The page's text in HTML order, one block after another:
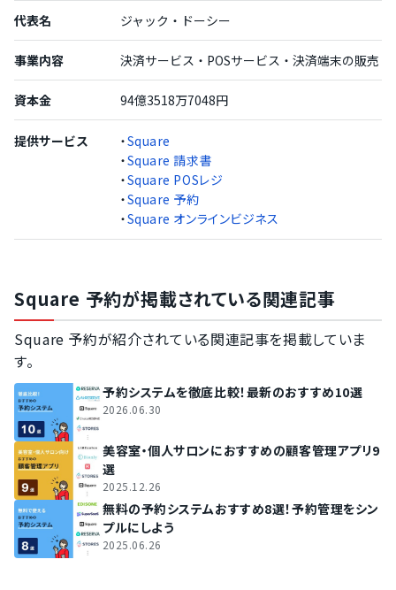
代表名 ジャック・ドーシー
事業内容 決済サービス・POSサービス・決済端末の販売
資本金 94億3518万7048円
提供サービス ・Square
・Square 請求書
・Square POSレジ
・Square 予約
・Square オンラインビジネス
Square 予約が掲載されている関連記事
Square 予約が紹介されている関連記事を掲載していま
す。
予約システムを徹底比較！最新のおすすめ10選
2026.06.30
美容室・個人サロンにおすすめの顧客管理アプリ9
選
2025.12.26
無料の予約システムおすすめ8選！予約管理をシン
プルにしよう
2025.06.26